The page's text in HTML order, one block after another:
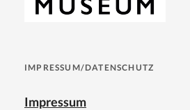
IMPRESSUM/DATENSCHUTZ
Impressum